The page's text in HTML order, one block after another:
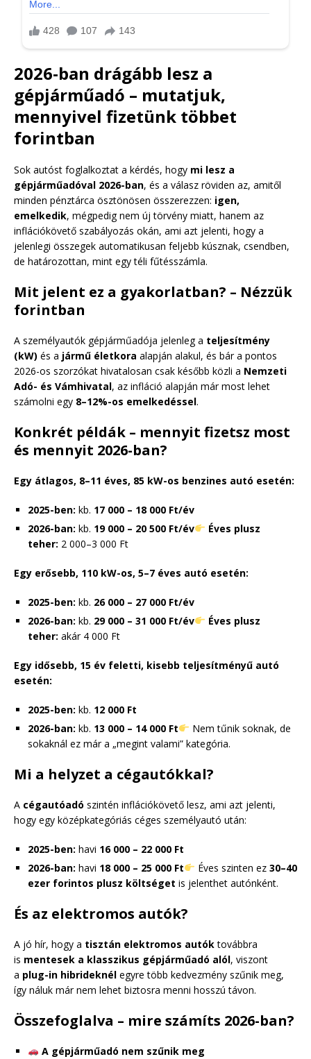
2026-ban drágább lesz a
gépjárműadó – mutatjuk,
mennyivel fizetünk többet
forintban
Sok autóst foglalkoztat a kérdés, hogy mi lesz a
gépjárműadóval 2026-ban, és a válasz röviden az, amitől
minden pénztárca ösztönösen összerezzen: igen,
emelkedik, mégpedig nem új törvény miatt, hanem az
inflációkövető szabályozás okán, ami azt jelenti, hogy a
jelenlegi összegek automatikusan feljebb kúsznak, csendben,
de határozottan, mint egy téli fűtésszámla.
Mit jelent ez a gyakorlatban? – Nézzük
forintban
A személyautók gépjárműadója jelenleg a teljesítmény
(kW) és a jármű életkora alapján alakul, és bár a pontos
2026-os szorzókat hivatalosan csak később közli a Nemzeti
Adó- és Vámhivatal, az infláció alapján már most lehet
számolni egy 8–12%-os emelkedéssel.
Konkrét példák – mennyit fizetsz most
és mennyit 2026-ban?
Egy átlagos, 8–11 éves, 85 kW-os benzines autó esetén:
2025-ben: kb. 17 000 – 18 000 Ft/év
2026-ban: kb. 19 000 – 20 500 Ft/év
Éves plusz
teher: 2 000–3 000 Ft
Egy erősebb, 110 kW-os, 5–7 éves autó esetén:
2025-ben: kb. 26 000 – 27 000 Ft/év
2026-ban: kb. 29 000 – 31 000 Ft/év
Éves plusz
teher: akár 4 000 Ft
Egy idősebb, 15 év feletti, kisebb teljesítményű autó
esetén:
2025-ben: kb. 12 000 Ft
2026-ban: kb. 13 000 – 14 000 Ft
Nem tűnik soknak, de
sokaknál ez már a „megint valami” kategória.
Mi a helyzet a cégautókkal?
A cégautóadó szintén inflációkövető lesz, ami azt jelenti,
hogy egy középkategóriás céges személyautó után:
2025-ben: havi 16 000 – 22 000 Ft
2026-ban: havi 18 000 – 25 000 Ft Éves szinten ez 30–40
ezer forintos plusz költséget is jelenthet autónként.
És az elektromos autók?
A jó hír, hogy a tisztán elektromos autóktovábbra
is mentesek a klasszikus gépjárműadó alól, viszont
a plug-in hibrideknél egyre több kedvezmény szűnik meg,
így náluk már nem lehet biztosra menni hosszú távon.
Összefoglalva – mire számíts 2026-ban?
A gépjárműadó nem szűnik meg